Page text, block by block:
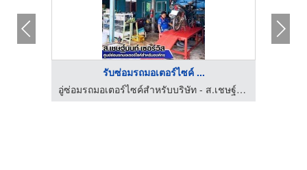
รับซ่อมรถมอเตอร์ไซค์ ...
อู่ซ่อมรถมอเตอร์ไซค์สำหรับบริษัท - ส.เชษฐ์นนท์ เซอร์วิส